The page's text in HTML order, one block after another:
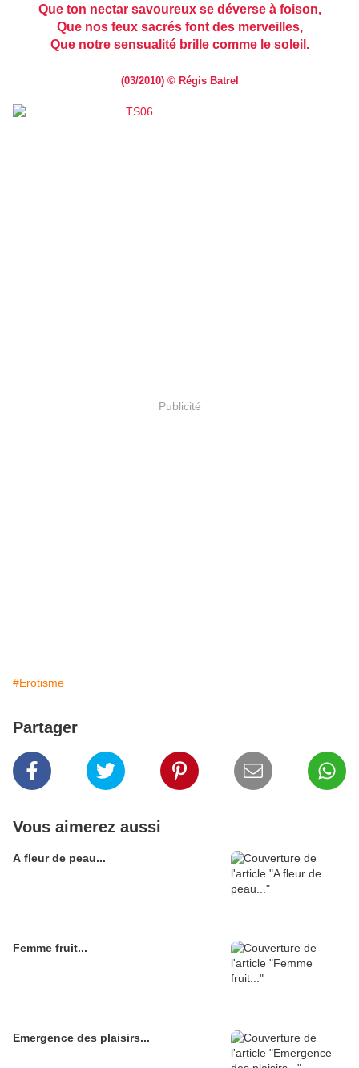
Que ton nectar savoureux se déverse à foison,
Que nos feux sacrés font des merveilles,
Que notre sensualité brille comme le soleil.
(03/2010) © Régis Batrel
Publicité
#Erotisme
Partager
Vous aimerez aussi
A fleur de peau...
Femme fruit...
Emergence des plaisirs...